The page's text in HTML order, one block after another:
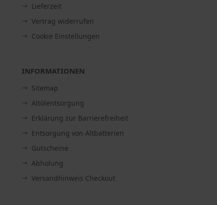
Lieferzeit
Vertrag widerrufen
Cookie Einstellungen
INFORMATIONEN
Sitemap
Altölentsorgung
Erklärung zur Barrierefreiheit
Entsorgung von Altbatterien
Gutscheine
Abholung
Versandhinweis Checkout